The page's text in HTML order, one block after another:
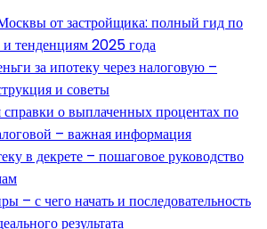
от застройщика: полный гид по
тенденциям 2025 года
за ипотеку через налоговую –
и советы
справки о выплаченных процентах по
– важная информация
в декрете – пошаговое руководство
– с чего начать и последовательность
результата